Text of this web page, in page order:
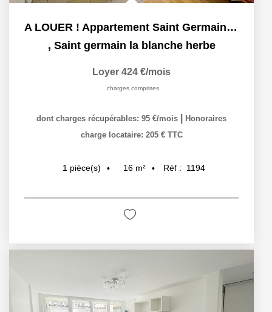
A LOUER ! Appartement Saint Germain La Blanche Herbe 1...
, Saint germain la blanche herbe
Loyer 424 €/mois
charges comprises
dont charges récupérables: 95 €/mois
Honoraires
charge locataire: 205 € TTC
1 pièce(s) 16 m² Réf : 1194